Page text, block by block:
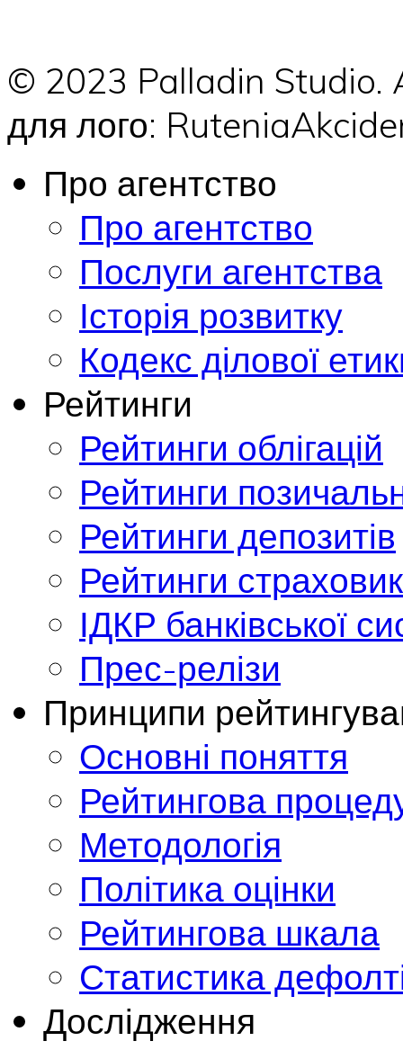
© 2023 Palladin
для лого:
Про агентство
Про агентство
Послуги агентства
Історія розвитку
Кодекс ділової
Рейтинги
Рейтинги облігацій
Рейтинги
Рейтинги депозитів
Рейтинги
ІДКР банківської
Прес-релізи
Принципи
Основні поняття
Рейтингова
Методологія
Політика оцінки
Рейтингова шкала
Статистика
Дослідження